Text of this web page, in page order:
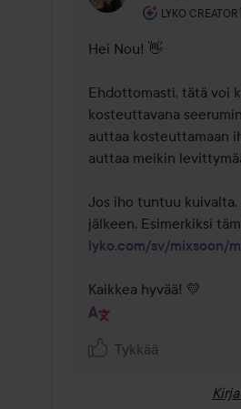
LYKO CREATOR
Käyttäjän rooli:
Hei Nou! 👋
Ehdottomasti, tätä voi
kosteuttavana
auttaa kosteuttamaan
auttaa meikin
Jos iho tuntuu
lyko.com/sv/mixsoon/
Kaikkea hyvää! 💛
Tykkää